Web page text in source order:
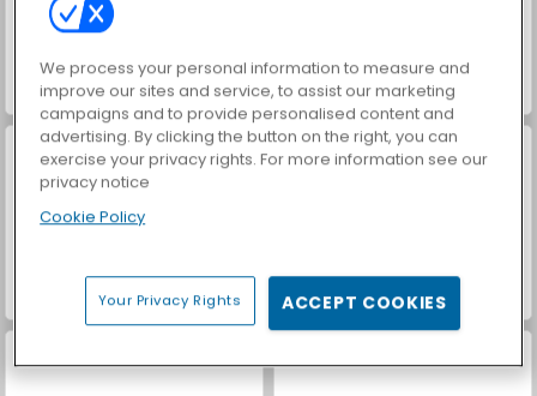
Farm Merge Valley Let's Fish!
Car Parking City Duel Casino World
We process your personal information to measure and
improve our sites and service, to assist our marketing
campaigns and to provide personalised content and
advertising. By clicking the button on the right, you can
exercise your privacy rights. For more information see our
privacy notice
Cookie Policy
Your Privacy Rights ACCEPT COOKIES